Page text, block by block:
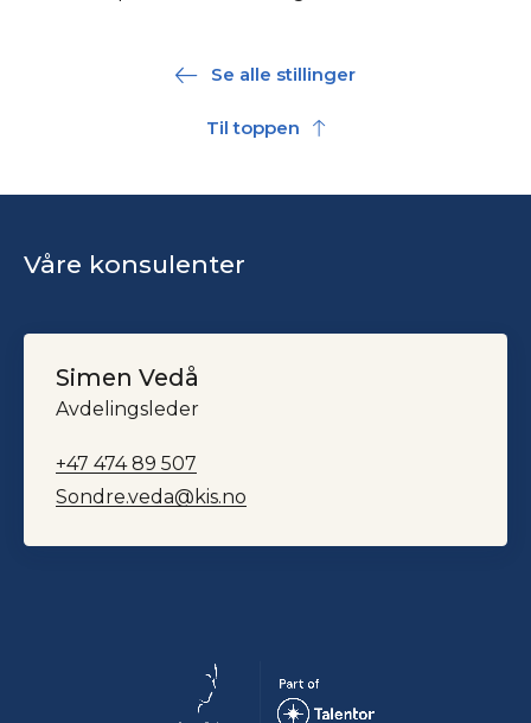
Se alle stillinger
Til toppen
Våre konsulenter
Simen Vedå
Avdelingsleder
+47 474 89 507
Sondre.veda@kis.no